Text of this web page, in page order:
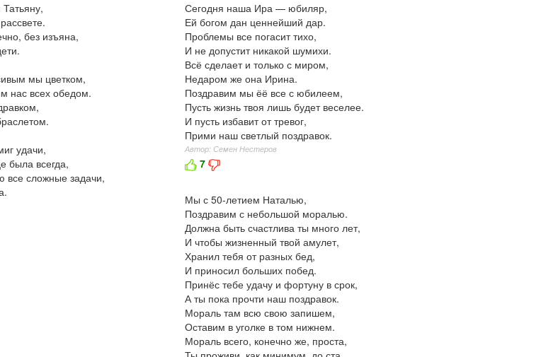
без изъяна,
мы цветком,
нас всех обедом.
удачи,
была всегда,
все сложные задачи,
Сегодня наша Ира — юбиляр,
Ей богом дан ценнейший дар.
Проблемы все погасит тихо,
И не допустит никакой шумихи.
Всё сделает и только с миром,
Недаром же она Ирина.
Поздравим мы ёё все с юбилеем,
Пусть жизнь твоя лишь будет веселее.
И пусть избавит от тревог,
Прими наш светлый поздравок.
Автор: Семен Нестеров
7
Мы с 50-летием Наталью,
Поздравим с небольшой моралью.
Должна быть счастлива ты много лет,
И чтобы жизненный твой амулет,
Хранил тебя от разных бед,
И приносил больших побед.
Принёс тебе удачу и фортуну в срок,
А ты пока прочти наш поздравок.
Мораль там всю свою запишем,
Оставим в уголке в том нижнем.
Мораль всего, конечно же, проста,